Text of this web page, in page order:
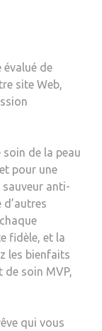
évalué de
site Web,
soin de la peau
pour une
sauveur anti-
fidèle, et la
les bienfaits
de soin MVP,
qui vous